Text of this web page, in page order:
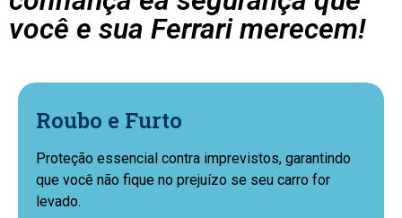
você e sua Ferrari merecem!
Roubo e Furto
Proteção essencial contra imprevistos, garantindo
que você não fique no prejuízo se seu carro for
levado.